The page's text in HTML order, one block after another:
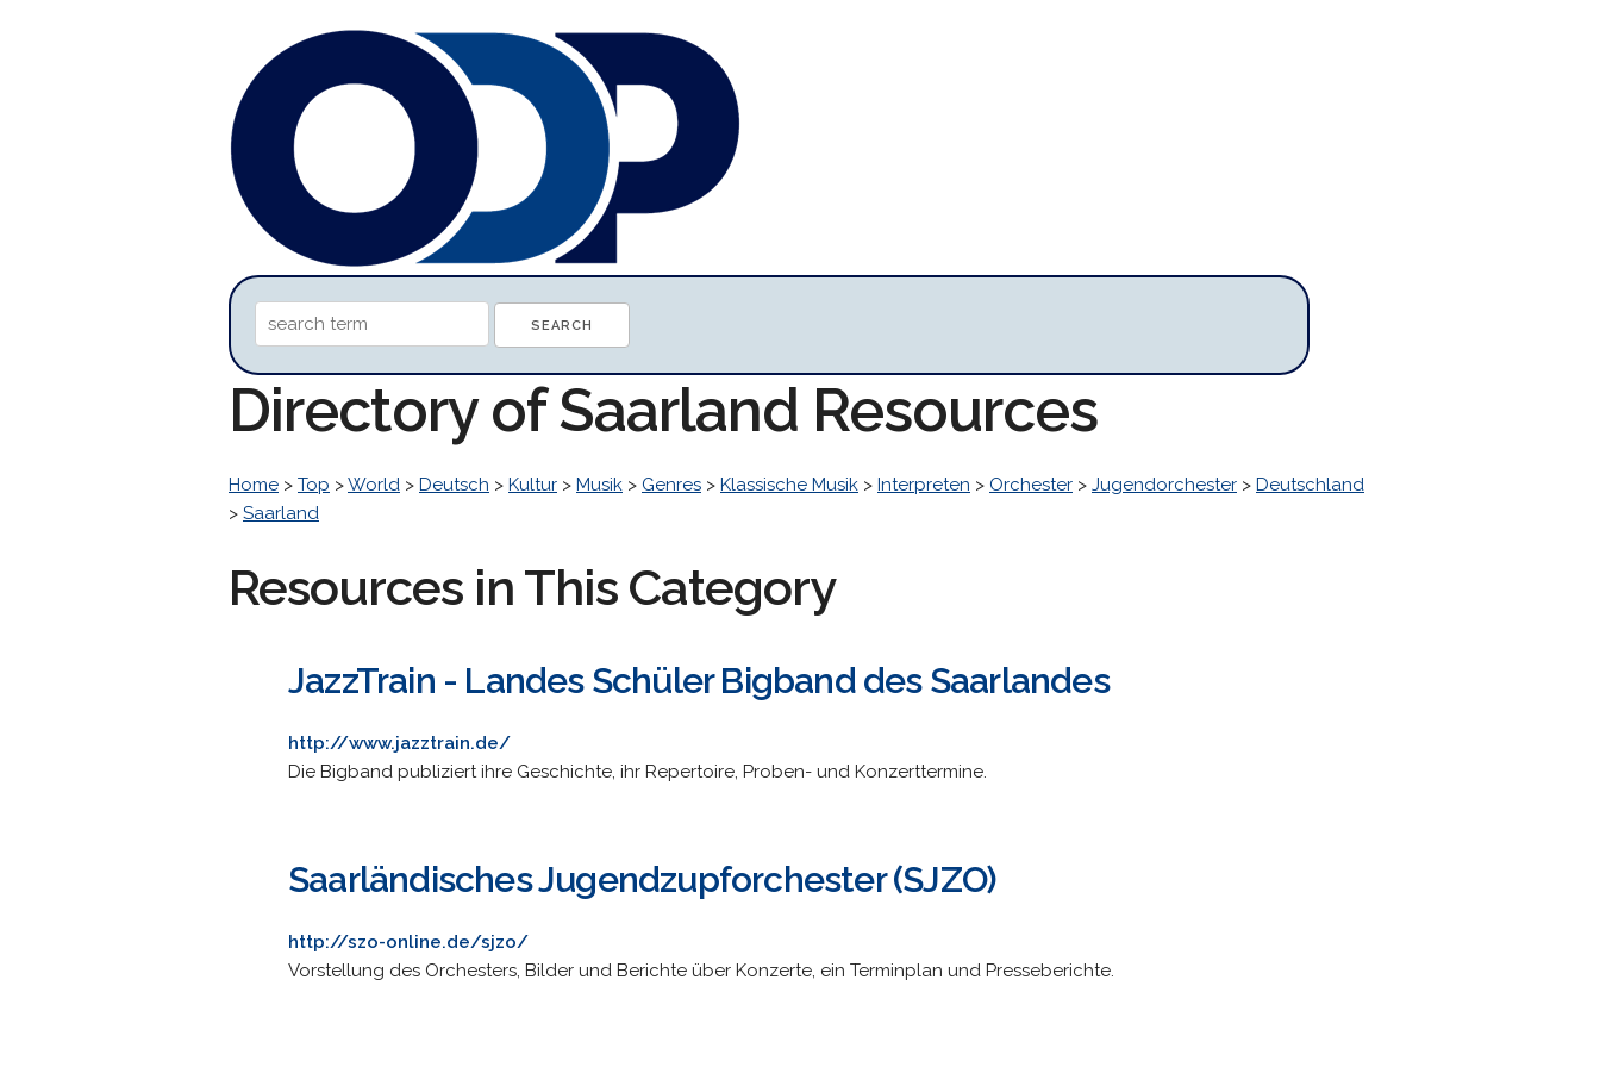
Directory of Saarland Resources
Home > Top >World > Deutsch > Kultur > Musik > Genres > Klassische Musik > Interpreten > Orchester > Jugendorchester > Deutschland
> Saarland
Resources in This Category
JazzTrain - Landes Schüler Bigband des Saarlandes
http://www.jazztrain.de/
Die Bigband publiziert ihre Geschichte, ihr Repertoire, Proben- und Konzerttermine.
Saarländisches Jugendzupforchester (SJZO)
http://szo-online.de/sjzo/
Vorstellung des Orchesters, Bilder und Berichte über Konzerte, ein Terminplan und Presseberichte.